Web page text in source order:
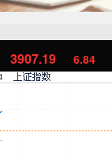
3907.19 6.84